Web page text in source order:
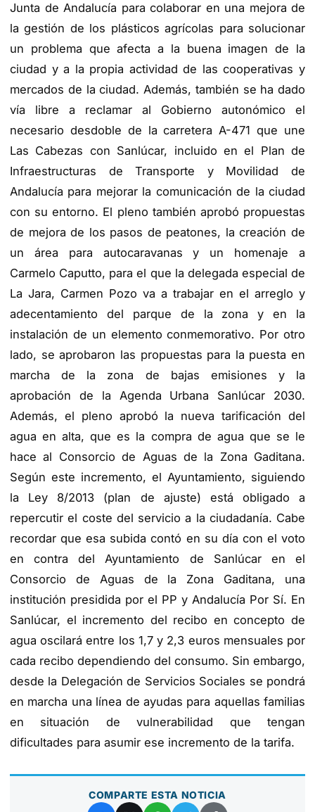
Junta de Andalucía para colaborar en una mejora de
la gestión de los plásticos agrícolas para solucionar
un problema que afecta a la buena imagen de la
ciudad y a la propia actividad de las cooperativas y
mercados de la ciudad. Además, también se ha dado
vía libre a reclamar al Gobierno autonómico el
necesario desdoble de la carretera A-471 que une
Las Cabezas con Sanlúcar, incluido en el Plan de
Infraestructuras de Transporte y Movilidad de
Andalucía para mejorar la comunicación de la ciudad
con su entorno. El pleno también aprobó propuestas
de mejora de los pasos de peatones, la creación de
un área para autocaravanas y un homenaje a
Carmelo Caputto, para el que la delegada especial de
La Jara, Carmen Pozo va a trabajar en el arreglo y
adecentamiento del parque de la zona y en la
instalación de un elemento conmemorativo. Por otro
lado, se aprobaron las propuestas para la puesta en
marcha de la zona de bajas emisiones y la
aprobación de la Agenda Urbana Sanlúcar 2030.
Además, el pleno aprobó la nueva tarificación del
agua en alta, que es la compra de agua que se le
hace al Consorcio de Aguas de la Zona Gaditana.
Según este incremento, el Ayuntamiento, siguiendo
la Ley 8/2013 (plan de ajuste) está obligado a
repercutir el coste del servicio a la ciudadanía. Cabe
recordar que esa subida contó en su día con el voto
en contra del Ayuntamiento de Sanlúcar en el
Consorcio de Aguas de la Zona Gaditana, una
institución presidida por el PP y Andalucía Por Sí. En
Sanlúcar, el incremento del recibo en concepto de
agua oscilará entre los 1,7 y 2,3 euros mensuales por
cada recibo dependiendo del consumo. Sin embargo,
desde la Delegación de Servicios Sociales se pondrá
en marcha una línea de ayudas para aquellas familias
en situación de vulnerabilidad que tengan
dificultades para asumir ese incremento de la tarifa.
COMPARTE ESTA NOTICIA